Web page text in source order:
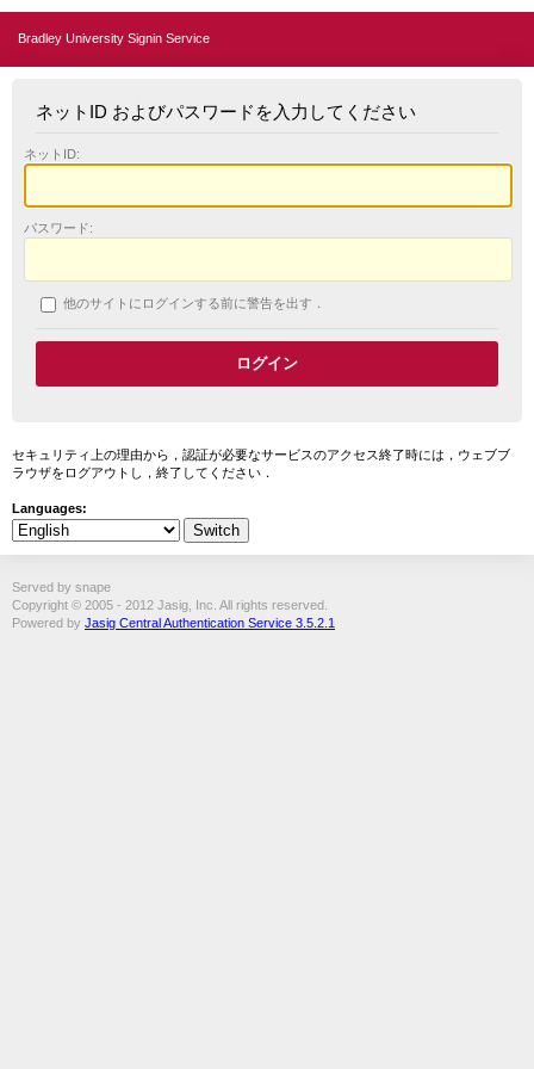
Bradley University Signin Service
ネットID およびパスワードを入力してください
ネットID:
パスワード:
他のサイトにログインする前に警告を出す．
セキュリティ上の理由から，認証が必要なサービスのアクセス終了時には，ウェブブ
ラウザをログアウトし，終了してください．
Languages:
Served by snape
Copyright © 2005 - 2012 Jasig, Inc. All rights reserved.
Powered by Jasig Central Authentication Service 3.5.2.1